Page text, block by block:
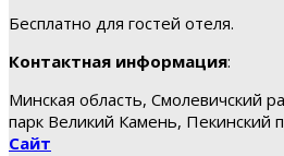
Бесплатно для гостей отеля.
Контактная информация:
Минская область, Смолевичский
парк Великий Камень, Пекинский
Сайт